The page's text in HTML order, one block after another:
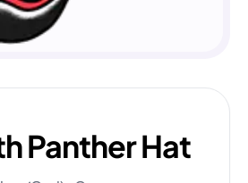
Panther Hat